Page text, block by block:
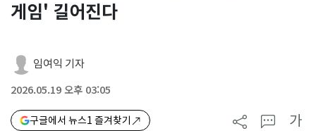
게임' 길어진다
임여익 기자
2026.05.19 오후 03:05
구글에서 뉴스1 즐겨찾기 가